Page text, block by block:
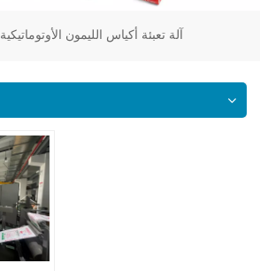
آلة تعبئة أكياس الليمون الأوتوماتيكية